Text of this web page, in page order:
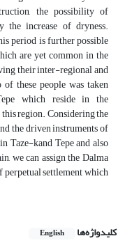
the possibility of
increase of dryness.
period is further possible
are yet common in the
their inter-regional and
of these people was taken
which reside in the
region. Considering the
the driven instruments of
Taze-kand Tepe and also
we can assign the Dalma
settlement which
کلیدواژه‌ها English